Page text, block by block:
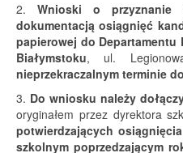
2.Wnioski o przyznanie
dokumentacją osiągnięć
papierowej do
Białymstoku, ul.
nieprzekraczalnym terminie
3. Do wniosku należy
oryginałem przez dyrektora
potwierdzających
szkolnym poprzedzającym